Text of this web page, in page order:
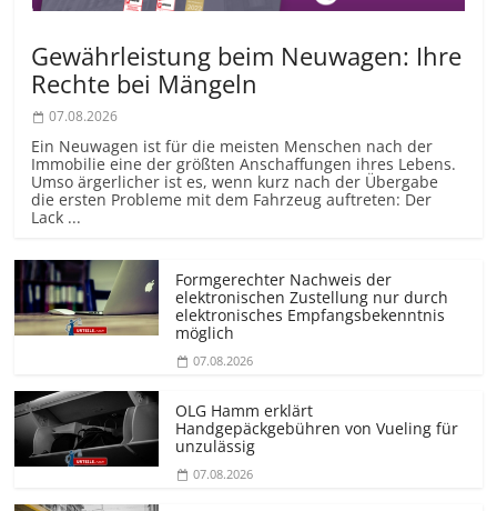
Gewährleistung beim Neuwagen: Ihre
Rechte bei Mängeln
07.08.2026
Ein Neuwagen ist für die meisten Menschen nach der
Immobilie eine der größten Anschaffungen ihres Lebens.
Umso ärgerlicher ist es, wenn kurz nach der Übergabe
die ersten Probleme mit dem Fahrzeug auftreten: Der
Lack ...
Formgerechter Nachweis der
elektronischen Zustellung nur durch
elektronisches Empfangsbekenntnis
möglich
07.08.2026
OLG Hamm erklärt
Handgepäckgebühren von Vueling für
unzulässig
07.08.2026